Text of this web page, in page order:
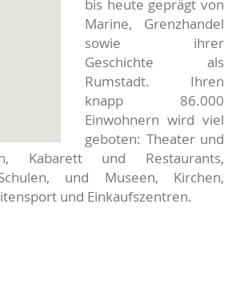
bis heute geprägt von
Marine, Grenzhandel
sowie ihrer
Geschichte als
Rumstadt. Ihren
knapp 86.000
Einwohnern wird viel
geboten: Theater und
Kabarett und Restaurants,
und Museen, Kirchen,
und Einkaufszentren.